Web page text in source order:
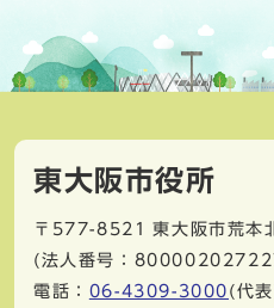
東大阪市役所
〒577-8521
東大阪市荒本
(法人番号：
電話： 06-4309-3000 (代